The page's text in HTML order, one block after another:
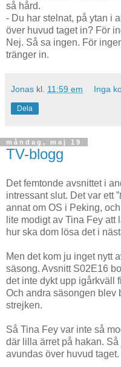
så hård.
- Du har stelnat, på ytan i
över huvud taget in? För
Nej. Så sa ingen. För
tränger in.
Jonas kl. 11:59 em Inga
Dela
måndag, maj 19
TV-blogg
Det femtonde avsnittet i
intressant slut. Det var ett ”
annat om OS i Peking,
lite modigt av Tina Fey
hur ska dom lösa det i
Men det kom ju inget nytt
säsong. Avsnitt S02E16
det inte dykt upp igårkväll
Och andra säsongen blev
strejken.
Så Tina Fey var inte så
där lilla ärret på hakan.
avundas över huvud